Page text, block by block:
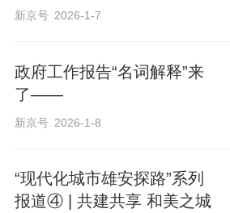
新京号 2026-1-7
政府工作报告“名词解释”来
了——
新京号 2026-1-8
“现代化城市雄安探路”系列
报道④ | 共建共享 和美之城